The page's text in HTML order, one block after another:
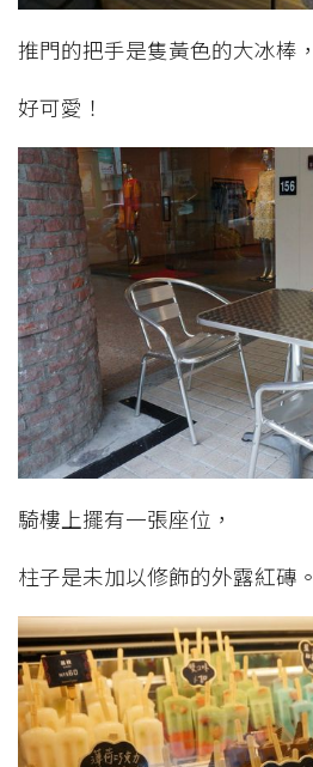
推門的把手是隻黃色的大冰棒，
好可愛！
騎樓上擺有一張座位，
柱子是未加以修飾的外露紅磚。